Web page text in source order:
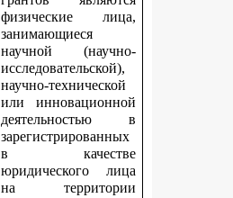
физические лица,
занимающиеся
научной (научно-
исследовательской),
научно-технической
или инновационной
деятельностью в
зарегистрированных
в качестве
юридического лица
на территории